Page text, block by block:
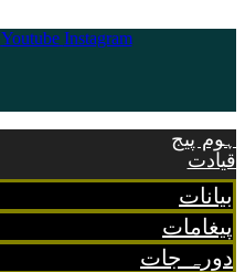
Youtube Instagram
ہوم پیج
قیادت
بیانات
پیغامات
دورہ جات